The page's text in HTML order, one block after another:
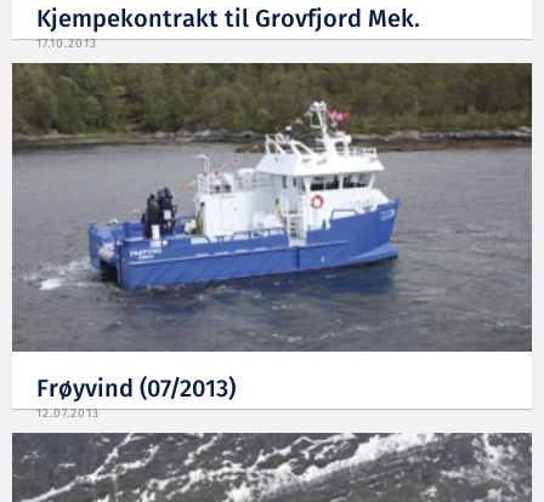
Kjempekontrakt til Grovfjord Mek.
17.10.2013
Frøyvind (07/2013)
12.07.2013